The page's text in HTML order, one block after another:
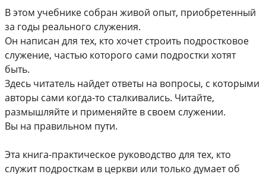
В этом учебнике собран живой опыт, приобретенный
за годы реального служения.
Он написан для тех, кто хочет строить подростковое
служение, частью которого сами подростки хотят
быть.
Здесь читатель найдет ответы на вопросы, с которыми
авторы сами когда-то сталкивались. Читайте,
размышляйте и применяйте в своем служении.
Вы на правильном пути.
Эта книга-практическое руководство для тех, кто
служит подросткам в церкви или только думает об